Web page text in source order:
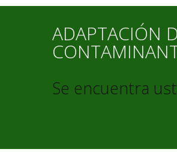
ADAPTACIÓN
Se encuentra